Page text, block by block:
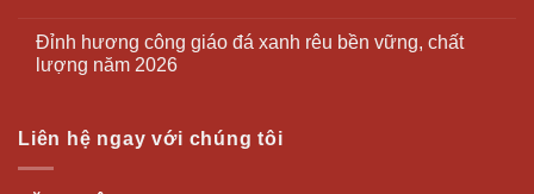
Đỉnh hương công giáo đá xanh rêu bền vững, chất
lượng năm 2026
Liên hệ ngay với chúng tôi